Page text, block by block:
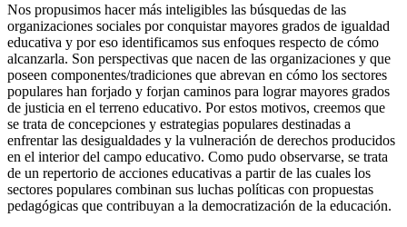
Nos propusimos hacer más inteligibles las búsquedas de las
organizaciones sociales por conquistar mayores grados de igualdad
educativa y por eso identificamos sus enfoques respecto de cómo
alcanzarla. Son perspectivas que nacen de las organizaciones y que
poseen componentes/tradiciones que abrevan en cómo los sectores
populares han forjado y forjan caminos para lograr mayores grados
de justicia en el terreno educativo. Por estos motivos, creemos que
se trata de concepciones y estrategias populares destinadas a
enfrentar las desigualdades y la vulneración de derechos producidos
en el interior del campo educativo. Como pudo observarse, se trata
de un repertorio de acciones educativas a partir de las cuales los
sectores populares combinan sus luchas políticas con propuestas
pedagógicas que contribuyan a la democratización de la educación.